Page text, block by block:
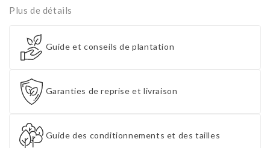
Plus de détails
Guide et conseils de plantation
Garanties de reprise et livraison
Guide des conditionnements et des tailles